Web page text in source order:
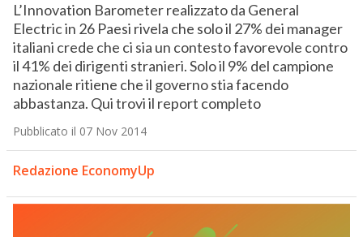
L’Innovation Barometer realizzato da General
Electric in 26 Paesi rivela che solo il 27% dei manager
italiani crede che ci sia un contesto favorevole contro
il 41% dei dirigenti stranieri. Solo il 9% del campione
nazionale ritiene che il governo stia facendo
abbastanza. Qui trovi il report completo
Pubblicato il 07 Nov 2014
Redazione EconomyUp